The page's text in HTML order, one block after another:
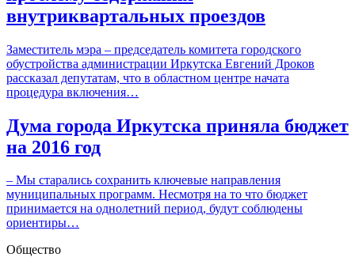
внутриквартальных проездов
Заместитель мэра – председатель комитета городского
обустройства администрации Иркутска Евгений Дроков
рассказал депутатам, что в областном центре начата
процедура включения…
Дума города Иркутска приняла бюджет
на 2016 год
– Мы старались сохранить ключевые направления
муниципальных программ. Несмотря на то что бюджет
принимается на однолетний период, будут соблюдены
ориентиры…
Общество